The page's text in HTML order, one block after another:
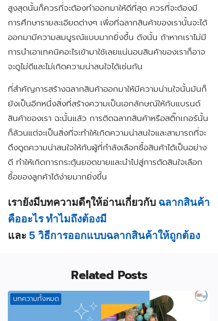
สูงสุดนั้นก็ควรที่จะต้องทำออกมาให้ดีที่สุด ควรที่จะต้องมี
การศึกษารายละเอียดต่างๆ เพื่อที่ฉลากสินค้าของเรานั้นจะได้
ออกมามีความสมบูรณ์แบบมากยิ่งขึ้น ดังนั้น ถ้าหากเราไม่มี
การนำเอาเทคนิคอะไรเข้ามาใช้เลยแน่นอนสินค้าของเราก็อาจ
จะดูไม่ดีและไม่เกิดความน่าสนใจได้เช่นกัน
ที่สำคัญการสร้างฉลากสินค้าออกมาให้มีความน่านใจนั้นมันก็
ยังเป็นอีกหนึ่งสิ่งที่สร้างความเป็นเอกลักษณ์ให้กับแบรนด์
สินค้าของเรา ฉะนั้นแล้ว การติดฉลากสินค้าหรือสติ๊กเกอร์นั้น
ก็ล้วนแต่จะเป็นสิ่งที่จะทำให้เกิดความน่าสนใจและสามารถที่จะ
ดึงดูดความน่าสนใจให้กับผู้ที่กำลังเลือกซื้อสินค้าได้เป็นอย่าง
ดี ทำให้เกิดการกระตุ้นยอดขายและนำไปสู่การตัดสินใจเลือก
ซื้อของลูกค้าได้ง่ายมากยิ่งขึ้น
เรายังมีบทความดีๆให้อ่านเกี่ยวกับ ฉลากสินค้า
คืออะไร ทำไมถึงต้องมี
และ 5 วิธีการออกแบบฉลากสินค้าให้ถูกต้อง
Related Posts
บทความทั้งหมด